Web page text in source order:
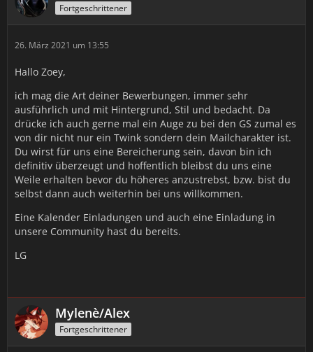
Fortgeschrittener
26. März 2021 um 13:55
Hallo Zoey,
ich mag die Art deiner Bewerbungen, immer sehr
ausführlich und mit Hintergrund, Stil und bedacht. Da
drücke ich auch gerne mal ein Auge zu bei den GS zumal es
von dir nicht nur ein Twink sondern dein Mailcharakter ist.
Du wirst für uns eine Bereicherung sein, davon bin ich
definitiv überzeugt und hoffentlich bleibst du uns eine
Weile erhalten bevor du höheres anzustrebst, bzw. bist du
selbst dann auch weiterhin bei uns willkommen.
Eine Kalender Einladungen und auch eine Einladung in
unsere Community hast du bereits.
LG
Mylenè/Alex
Fortgeschrittener